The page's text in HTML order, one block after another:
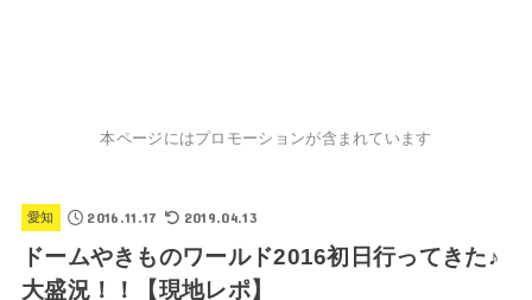
本ページにはプロモーションが含まれています
愛知 2016.11.17 2019.04.13
ドームやきものワールド2016初日行ってきた♪
大盛況！！【現地レポ】